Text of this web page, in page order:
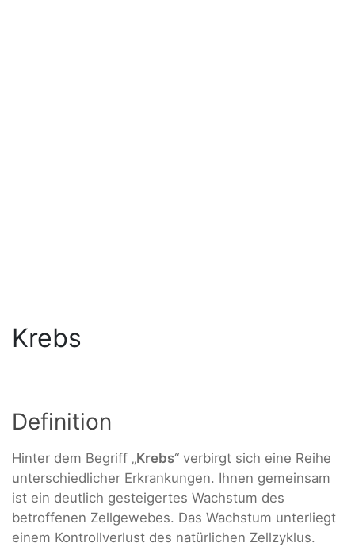
Krebs
Definition
Hinter dem Begriff „Krebs“ verbirgt sich eine Reihe
unterschiedlicher Erkrankungen. Ihnen gemeinsam
ist ein deutlich gesteigertes Wachstum des
betroffenen Zellgewebes. Das Wachstum unterliegt
einem Kontrollverlust des natürlichen Zellzyklus.